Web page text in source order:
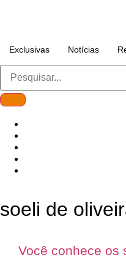
Exclusivas Notícias
soeli de
Você conhece os